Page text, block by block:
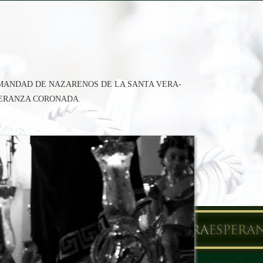
DE NAZARENOS DE LA SANTA VERA-
CORONADA.